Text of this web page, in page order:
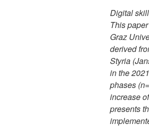
Digital
This
Graz
derived
Styria
in the
phases
increase
presents